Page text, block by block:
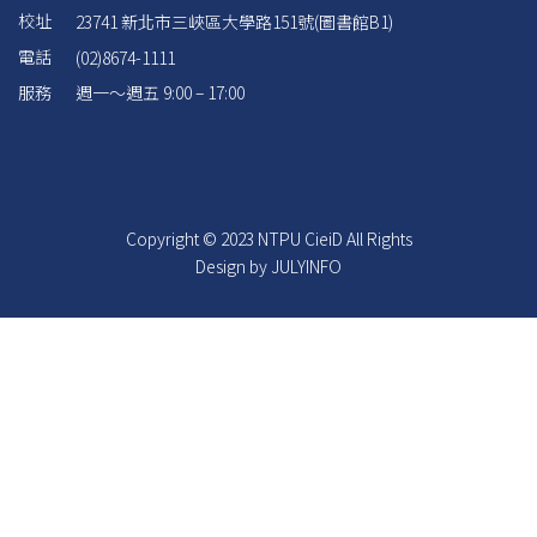
校址
23741 新北市三峽區大學路151號(圖書館B1)
電話
(02)8674-1111
服務
週一～週五 9:00 – 17:00
Copyright © 2023 NTPU CieiD All Rights
Design by JULYINFO